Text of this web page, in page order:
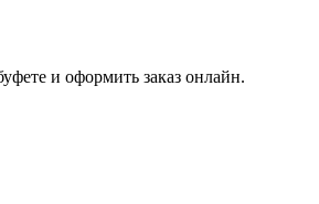
и оформить заказ онлайн.